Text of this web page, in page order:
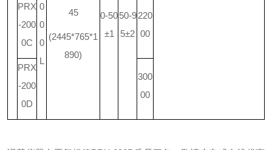
0
0
0
L
45
(2445*765*1
890)
0-50
±1
50-9
5±2
PRX
-200
0C
220
00
PRX
-200
0D
300
00